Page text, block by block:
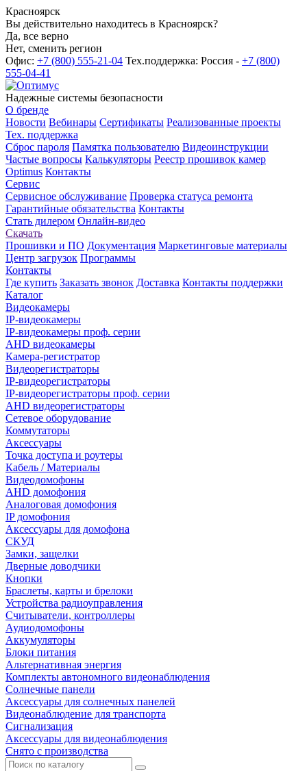
Красноярск
Вы действительно находитесь в Красноярск?
Да, все верно
Нет, сменить регион
Офис: +7 (800) 555-21-04 Тех.поддержка: Россия - +7 (800)
555-04-41
Надежные системы безопасности
О бренде
Новости Вебинары Сертификаты Реализованные проекты
Тех. поддержка
Сброс пароля Памятка пользователю Видеоинструкции
Частые вопросы Калькуляторы Реестр прошивок камер
Optimus Контакты
Сервис
Сервисное обслуживание Проверка статуса ремонта
Гарантийные обязательства Контакты
Стать дилером Онлайн-видео
Скачать
Прошивки и ПО Документация Маркетинговые материалы
Центр загрузок Программы
Контакты
Где купить Заказать звонок Доставка Контакты поддержки
Каталог
Видеокамеры
IP-видеокамеры
IP-видеокамеры проф. серии
AHD видеокамеры
Камера-регистратор
Видеорегистраторы
IP-видеорегистраторы
IP-видеорегистраторы проф. серии
AHD видеорегистраторы
Сетевое оборудование
Коммутаторы
Аксессуары
Точка доступа и роутеры
Кабель / Материалы
Видеодомофоны
AHD домофония
Аналоговая домофония
IP домофония
Аксессуары для домофона
СКУД
Замки, защелки
Дверные доводчики
Кнопки
Браслеты, карты и брелоки
Устройства радиоуправления
Считыватели, контроллеры
Аудиодомофоны
Аккумуляторы
Блоки питания
Альтернативная энергия
Комплекты автономного видеонаблюдения
Солнечные панели
Аксессуары для солнечных панелей
Видеонаблюдение для транспорта
Сигнализация
Аксессуары для видеонаблюдения
Снято с производства